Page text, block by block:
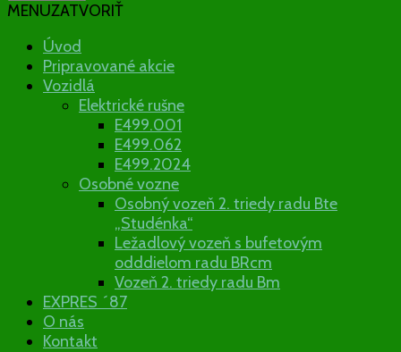
Železničný
klub Tatran
MENUZATVORIŤ
Úvod
Pripravované akcie
Vozidlá
Elektrické rušne
E499.001
E499.062
E499.2024
Osobné vozne
Osobný vozeň 2. triedy radu Bte
„Studénka“
Ležadlový vozeň s bufetovým
odddielom radu BRcm
Vozeň 2. triedy radu Bm
EXPRES ´87
O nás
Kontakt